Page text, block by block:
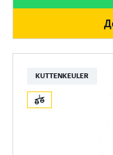
KUTTENKEULER